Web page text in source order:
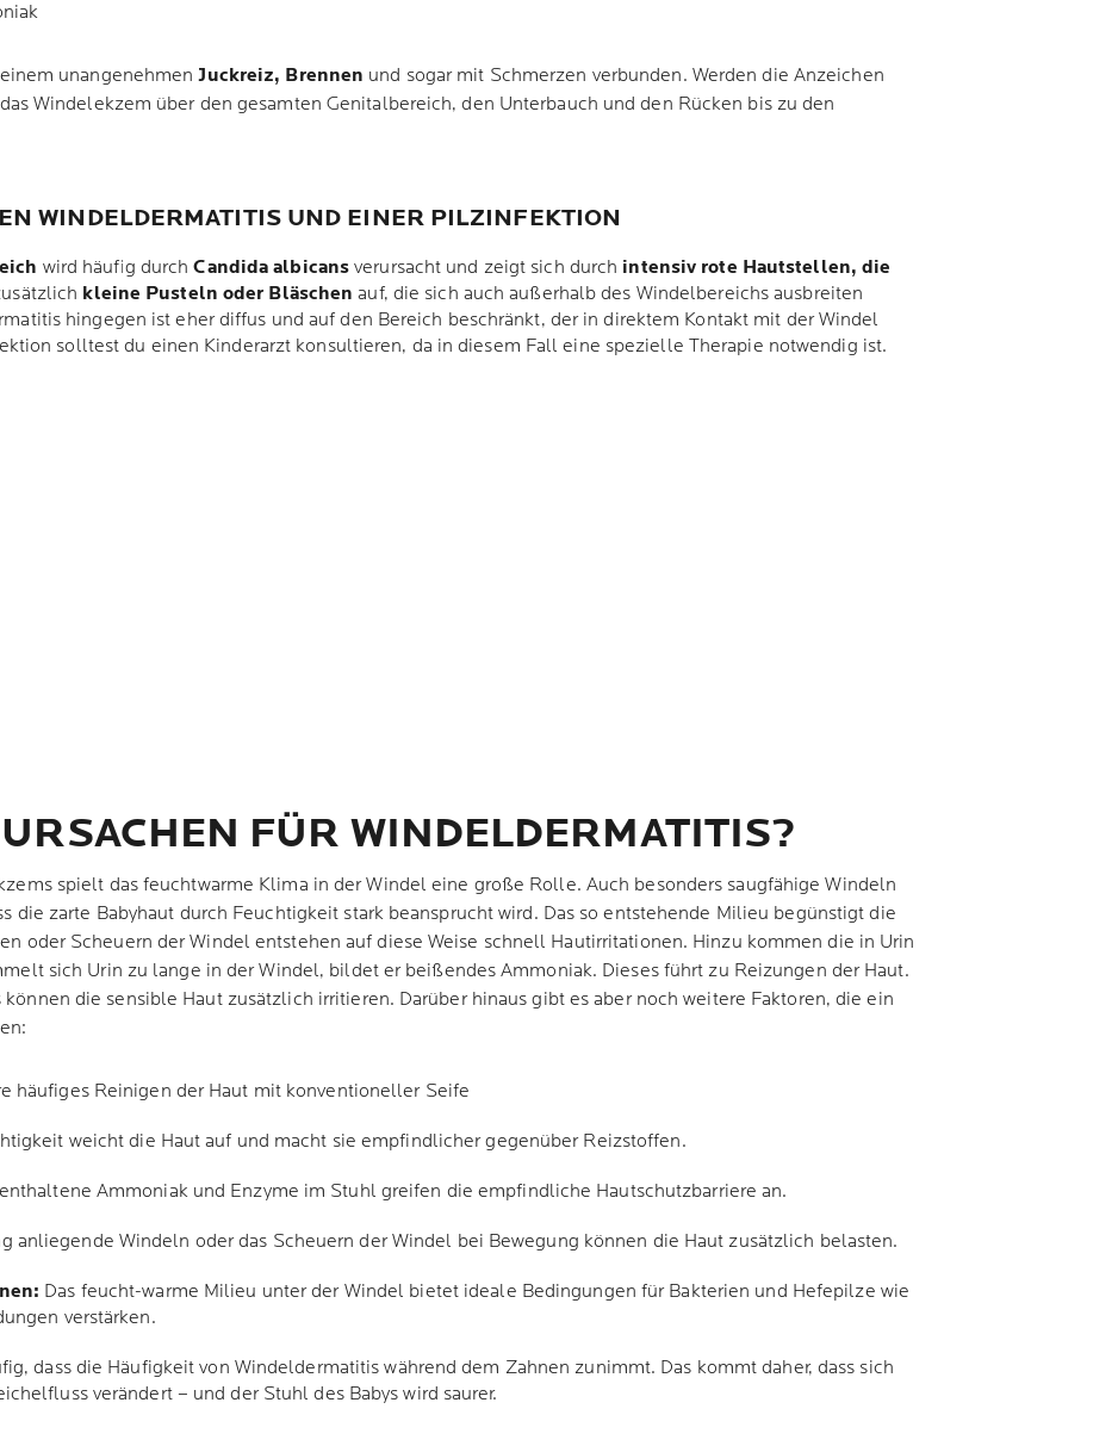
unangenehmenJuckreiz, Brennen und sogar mit Schmerzen verbunden. Werden die Anzeichen
Windelekzem über den gesamten Genitalbereich, den Unterbauch und den Rücken bis zu den
WINDELDERMATITIS UND EINER PILZINFEKTION
wird häufig durchCandida albicans verursacht und zeigt sich durch intensiv rote Hautstellen, die
kleine Pusteln oder Bläschen auf, die sich auch außerhalb des Windelbereichs ausbreiten
hingegen ist eher diffus und auf den Bereich beschränkt, der in direktem Kontakt mit der Windel
solltest du einen Kinderarzt konsultieren, da in diesem Fall eine spezielle Therapie notwendig ist.
FÜR WINDELDERMATITIS?
spielt das feuchtwarme Klima in der Windel eine große Rolle. Auch besonders saugfähige Windeln
die zarte Babyhaut durch Feuchtigkeit stark beansprucht wird. Das so entstehende Milieu begünstigt die
oder Scheuern der Windel entstehen auf diese Weise schnell Hautirritationen. Hinzu kommen die in Urin
sich Urin zu lange in der Windel, bildet er beißendes Ammoniak. Dieses führt zu Reizungen der Haut.
die sensible Haut zusätzlich irritieren. Darüber hinaus gibt es aber noch weitere Faktoren, die ein
häufiges Reinigen der Haut mit konventioneller Seife
weicht die Haut auf und macht sie empfindlicher gegenüber Reizstoffen.
Ammoniak und Enzyme im Stuhl greifen die empfindliche Hautschutzbarriere an.
anliegende Windeln oder das Scheuern der Windel bei Bewegung können die Haut zusätzlich belasten.
Das feucht-warme Milieu unter der Windel bietet ideale Bedingungen für Bakterien und Hefepilze wie
verstärken.
dass die Häufigkeit von Windeldermatitis während dem Zahnen zunimmt. Das kommt daher, dass sich
verändert – und der Stuhl des Babys wird saurer.